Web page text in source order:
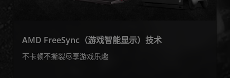
AMD FreeSync（游戏智能显示）技术
不卡顿不撕裂尽享游戏乐趣